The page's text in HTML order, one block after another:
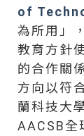
of
為所用」
教育方針
的合作關
方向以符
蘭科技大
AACSB全